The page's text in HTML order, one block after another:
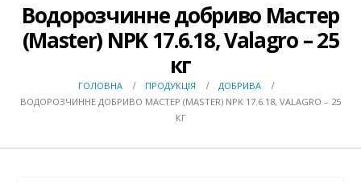
Водорозчинне добриво Мастер
(Master) NPK 17.6.18, Valagro – 25
кг
ГОЛОВНА ПРОДУКЦІЯ
ДОБРИВА
ВОДОРОЗЧИННЕ ДОБРИВО МАСТЕР (MASTER) NPK 17.6.18, VALAGRO – 25
КГ